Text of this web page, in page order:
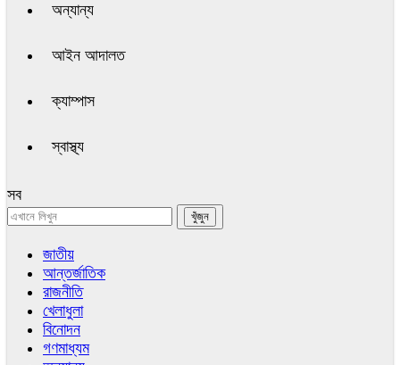
অন্যান্য
আইন আদালত
ক্যাম্পাস
স্বাস্থ্য
সব
জাতীয়
আন্তর্জাতিক
রাজনীতি
খেলাধুলা
বিনোদন
গণমাধ্যম